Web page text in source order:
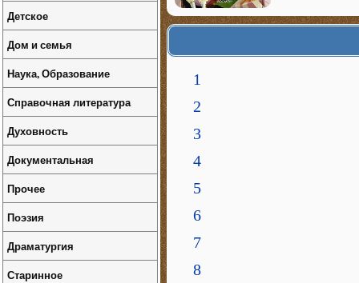
1
2
3
4
5
6
7
8
Детское
Дом и семья
Наука, Образование
Справочная литература
Духовность
Документальная
Прочее
Поэзия
Драматургия
Старинное